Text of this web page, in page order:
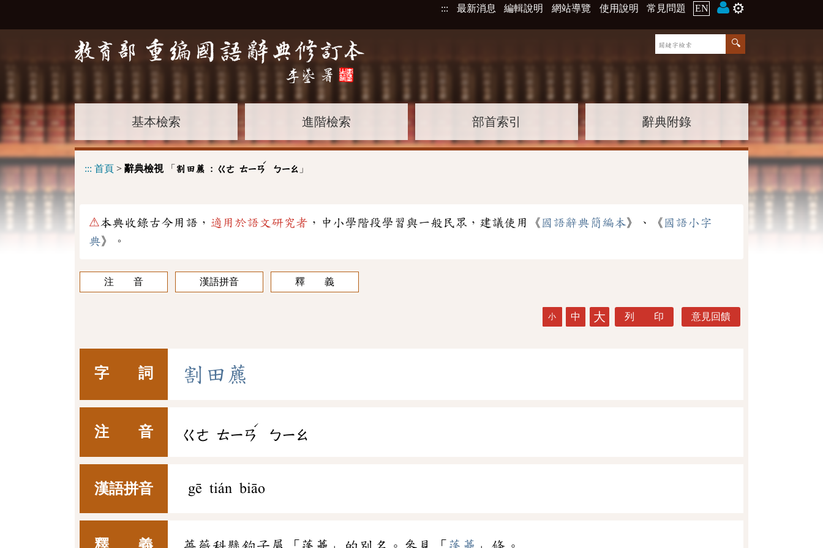
::: 最新消息 編輯說明 網站導覽 使用說明 常見問題 EN ⚙️
基本檢索 進階檢索 部首索引 辭典附錄
::: 首頁 > 辭典檢視「 割田藨 : ㄍㄜ ㄊㄧㄢ
ˊ
ㄅㄧㄠ 」
⚠本典收錄古今用語， 適用於語文研究者 ，中小學階段學習與一般民眾，建議使用《 國語辭典簡編本》、《 國語小字
典》。
注 音 漢語拼音 釋 義
小 中 大 列 印 意見回饋
字 詞 割 田 藨
注 音 ㄍㄜ ㄊㄧㄢ
ˊ
ㄅㄧㄠ
漢語拼音 gē tián biāo